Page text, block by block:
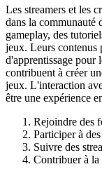
Les streamers et les
dans la communauté
gameplay, des
jeux. Leurs contenus
d'apprentissage pour
contribuent à créer
jeux. L'interaction
être une expérience
Rejoindre des
Participer à
Suivre des
Contribuer à la